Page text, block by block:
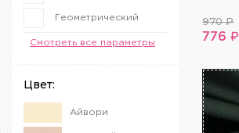
Геометрический
Гусиная лапка
Крупа
Смотреть все параметры
Цвет:
Айвори
970₽
776₽